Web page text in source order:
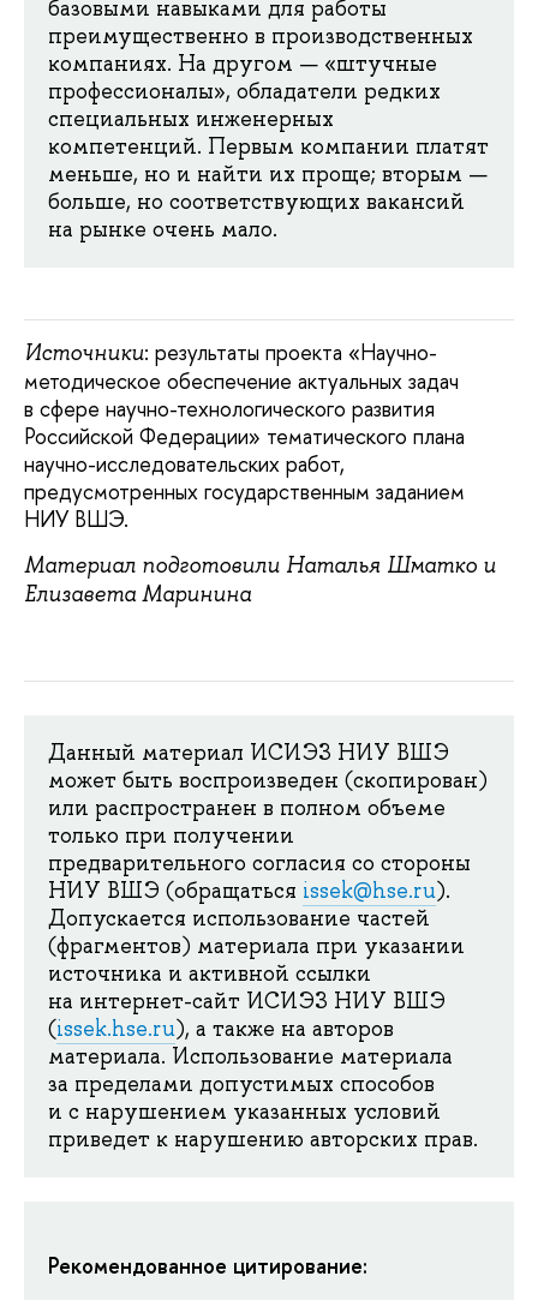
базовыми навыками для работы
преимущественно в производственных
компаниях. На другом — «штучные
профессионалы», обладатели редких
специальных инженерных
компетенций. Первым компании платят
меньше, но и найти их проще; вторым —
больше, но соответствующих вакансий
на рынке очень мало.
Источники: результаты проекта «Научно-
методическое обеспечение актуальных задач
в сфере научно-технологического развития
Российской Федерации» тематического плана
научно-исследовательских работ,
предусмотренных государственным заданием
НИУ ВШЭ.
Материал подготовили Наталья Шматко и
Елизавета Маринина
Данный материал ИСИЭЗ НИУ ВШЭ
может быть воспроизведен (скопирован)
или распространен в полном объеме
только при получении
предварительного согласия со стороны
НИУ ВШЭ (обращаться issek@hse.ru).
Допускается использование частей
(фрагментов) материала при указании
источника и активной ссылки
на интернет-сайт ИСИЭЗ НИУ ВШЭ
(issek.hse.ru), а также на авторов
материала. Использование материала
за пределами допустимых способов
и с нарушением указанных условий
приведет к нарушению авторских прав.
Рекомендованное цитирование: